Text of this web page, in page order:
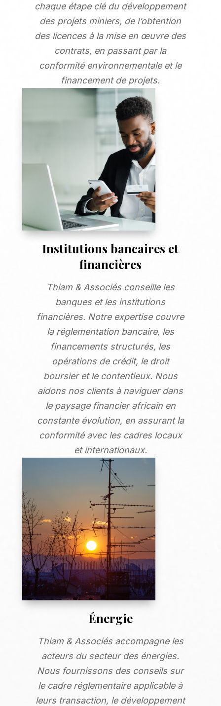
chaque étape clé du développement
des projets miniers, de l’obtention
des licences à la mise en œuvre des
contrats, en passant par la
conformité environnementale et le
financement de projets.
Institutions bancaires et
financières
Thiam & Associés conseille les
banques et les institutions
financières. Notre expertise couvre
la réglementation bancaire, les
financements structurés, les
opérations de crédit, le droit
boursier et le contentieux. Nous
aidons nos clients à naviguer dans
le paysage financier africain en
constante évolution, en assurant la
conformité avec les cadres locaux
et internationaux.
Énergie
Thiam & Associés accompagne les
acteurs du secteur des énergies.
Nous fournissons des conseils sur
le cadre réglementaire applicable à
leurs transaction, le développement